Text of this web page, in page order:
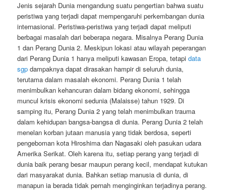
Jenis sejarah Dunia mengandung suatu pengertian bahwa suatu
peristiwa yang terjadi dapat mempengaruhi perkembangan dunia
internasional. Peristiwa-peristiwa yang terjadi dapat meliputi
berbagai masalah dari beberapa negara. Misalnya Perang Dunia
1 dan Perang Dunia 2. Meskipun lokasi atau wilayah peperangan
dari Perang Dunia 1 hanya meliputi kawasan Eropa, tetapidata
sgp dampaknya dapat dirasakan hampir di seluruh dunia,
terutama dalam masalah ekonomi. Perang Dunia 1 telah
menimbulkan kehancuran dalam bidang ekonomi, sehingga
muncul krisis ekonomi sedunia (Malaisse) tahun 1929. Di
samping itu, Perang Dunia 2 yang telah menimbulkan trauma
dalam kehidupan bangsa-bangsa di dunia. Perang Dunia 2 telah
menelan korban jutaan manusia yang tidak berdosa, seperti
pengeboman kota Hiroshima dan Nagasaki oleh pasukan udara
Amerika Serikat. Oleh karena itu, setiap perang yang terjadi di
dunia baik perang besar maupun perang kecil, mendapat kutukan
dari masyarakat dunia. Bahkan setiap manusia di dunia, di
manapun ia berada tidak pernah menginginkan terjadinya perang.